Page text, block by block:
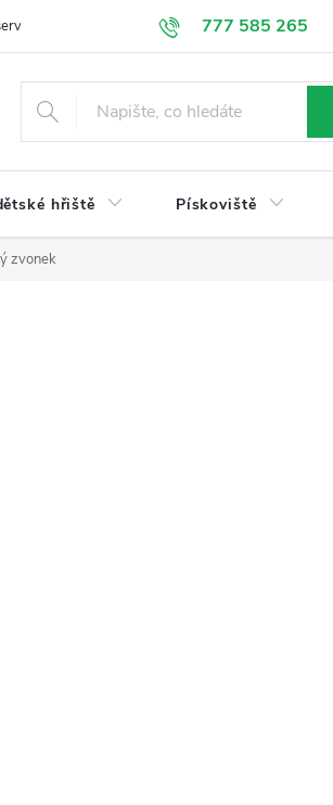
777 585 265
Doprava a platba Obchodní podmínky
hřiště Pískoviště
zvonek